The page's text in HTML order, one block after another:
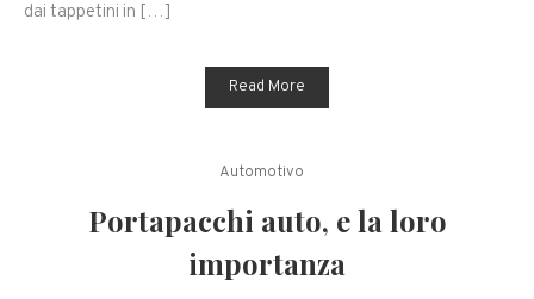
dai tappetini in […]
Read More
Automotivo
Portapacchi auto, e la loro
importanza